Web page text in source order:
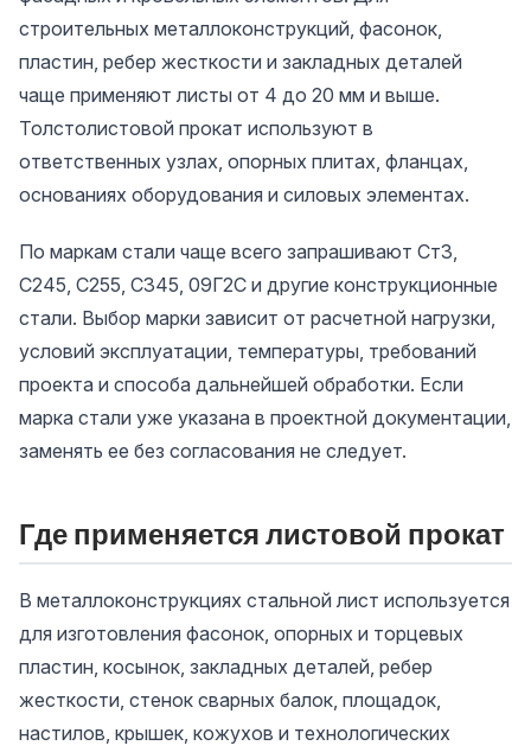
строительных металлоконструкций, фасонок,
пластин, ребер жесткости и закладных деталей
чаще применяют листы от 4 до 20 мм и выше.
Толстолистовой прокат используют в
ответственных узлах, опорных плитах, фланцах,
основаниях оборудования и силовых элементах.
По маркам стали чаще всего запрашивают Ст3,
С245, С255, С345, 09Г2С и другие конструкционные
стали. Выбор марки зависит от расчетной нагрузки,
условий эксплуатации, температуры, требований
проекта и способа дальнейшей обработки. Если
марка стали уже указана в проектной документации,
заменять ее без согласования не следует.
Где применяется листовой прокат
В металлоконструкциях стальной лист используется
для изготовления фасонок, опорных и торцевых
пластин, косынок, закладных деталей, ребер
жесткости, стенок сварных балок, площадок,
настилов, крышек, кожухов и технологических